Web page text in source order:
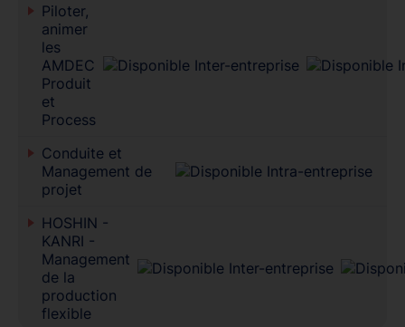
Piloter,
animer
les
AMDEC
Produit
et
Process
Conduite et
Management de
projet
HOSHIN -
KANRI -
Management
de la
production
flexible